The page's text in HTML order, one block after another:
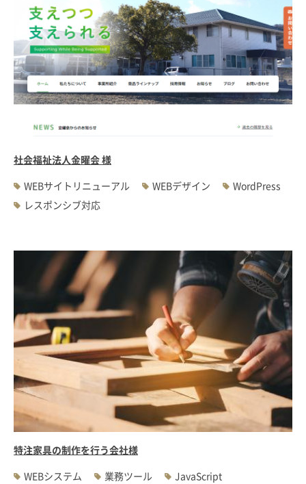
社会福祉法人金曜会 様
WEBサイトリニューアル
WEBデザイン
WordPress
レスポンシブ対応
特注家具の制作を行う会社様
WEBシステム
業務ツール JavaScript